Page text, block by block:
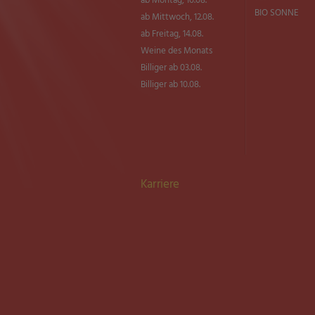
ab Mittwoch, 12.08.
ab Freitag, 14.08.
Weine des Monats
Billiger ab 03.08.
Billiger ab 10.08.
BIO SONNE
Karriere